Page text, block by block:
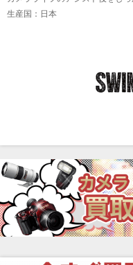
生産国：日本